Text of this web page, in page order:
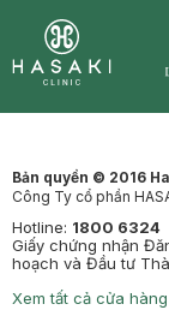
Bản quyền © 2016
Công Ty cổ phần
Hotline: 1800 6324
Giấy chứng nhận
hoạch và Đầu tư
Xem tất cả cửa hàng